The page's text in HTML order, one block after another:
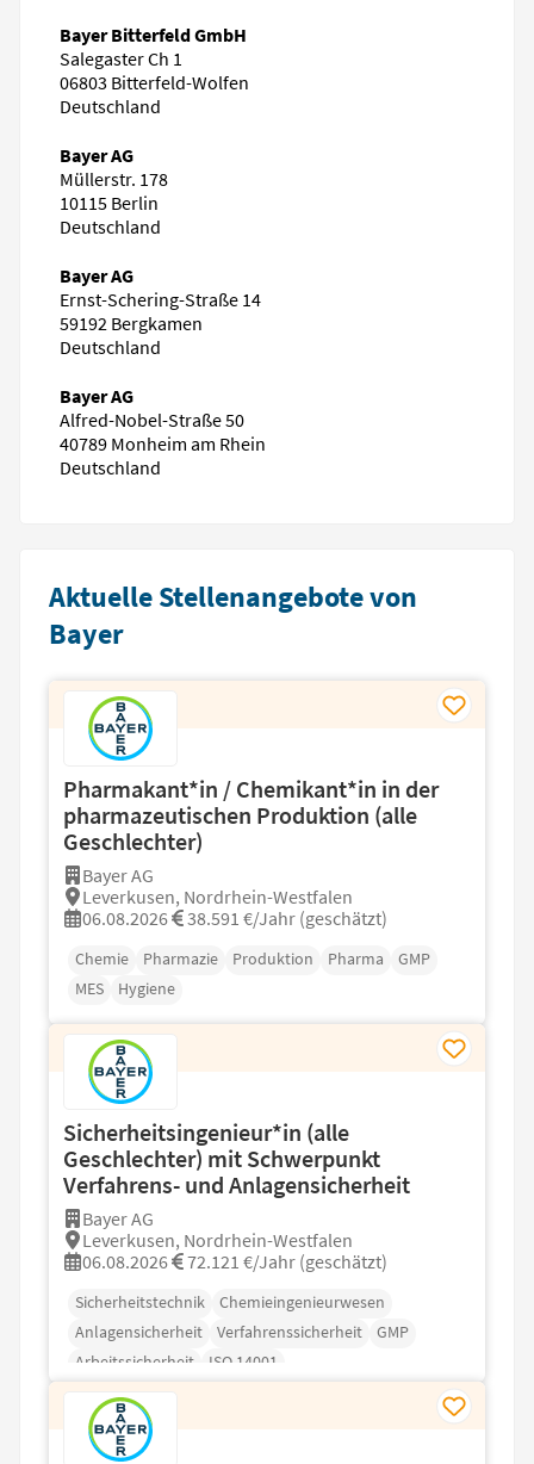
Bayer Bitterfeld GmbH
Salegaster Ch 1
06803 Bitterfeld-Wolfen
Deutschland
Bayer AG
Müllerstr. 178
10115 Berlin
Deutschland
Bayer AG
Ernst-Schering-Straße 14
59192 Bergkamen
Deutschland
Bayer AG
Alfred-Nobel-Straße 50
40789 Monheim am Rhein
Deutschland
Aktuelle Stellenangebote von
Bayer
Pharmakant*in / Chemikant*in in der
pharmazeutischen Produktion (alle
Geschlechter)
Bayer AG
Leverkusen, Nordrhein-Westfalen
06.08.2026
38.591 €/Jahr (geschätzt)
Chemie Pharmazie Produktion Pharma
GMP
MES
Hygiene
Sicherheitsingenieur*in (alle
Geschlechter) mit Schwerpunkt
Verfahrens- und Anlagensicherheit
Bayer AG
Leverkusen, Nordrhein-Westfalen
06.08.2026
72.121 €/Jahr (geschätzt)
Sicherheitstechnik
Chemieingenieurwesen
Anlagensicherheit
Verfahrenssicherheit
GMP
Arbeitssicherheit
ISO 14001